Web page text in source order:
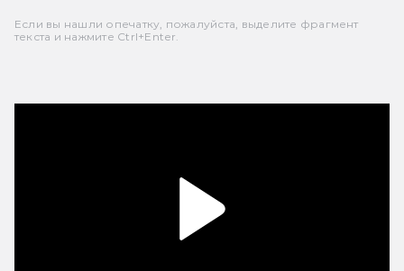
Если вы нашли опечатку, пожалуйста, выделите фрагмент
текста и нажмите Ctrl+Enter.